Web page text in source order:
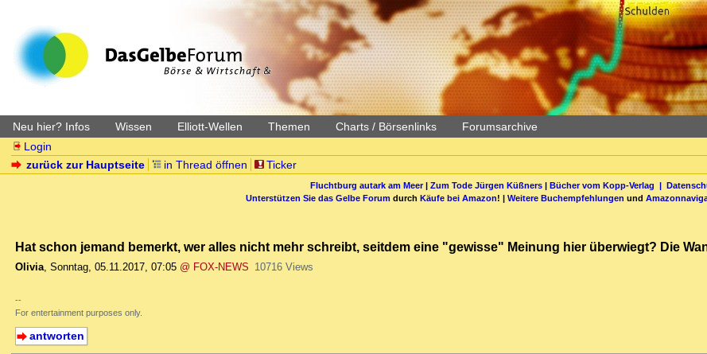
Neu hier? Infos Wissen Elliott-Wellen Themen Charts / Börsenlinks Forumsarchive
Login
zurück zur Hauptseite
in Thread öffnen Ticker
Fluchtburg autark am Meer| Zum Tode Jürgen Küßners| Bücher vom Kopp-Verlag |
Unterstützen Sie das Gelbe Forum durch Käufe bei Amazon! | Weitere Buchempfehlungen und
Hat schon jemand bemerkt, wer alles nicht mehr schreibt, seitdem eine "gewisse" Meinung hier überwiegt? Die
Olivia, Sonntag, 05.11.2017, 07:05 @ FOX-NEWS 10716 Views
--
For entertainment purposes only.
antworten